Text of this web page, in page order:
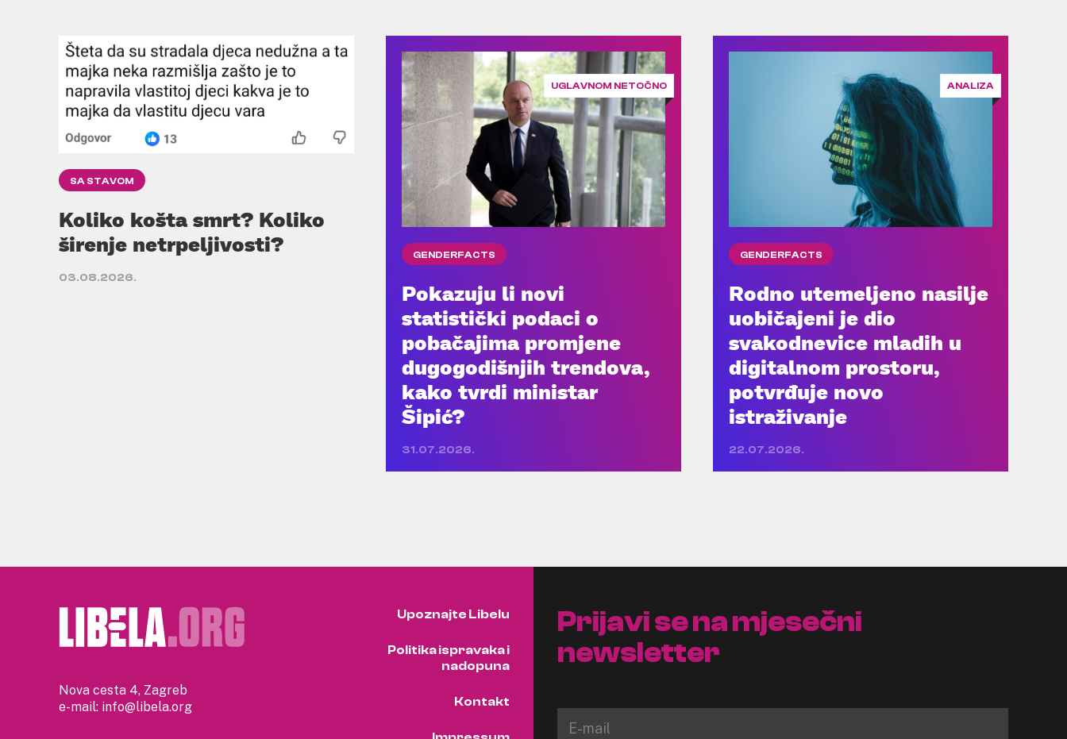
SA STAVOM
Koliko košta smrt? Koliko
širenje netrpeljivosti?
03.08.2026.
UGLAVNOM NETOČNO
GENDERFACTS
Pokazuju li novi
statistički podaci o
pobačajima promjene
dugogodišnjih trendova,
kako tvrdi ministar
Šipić?
31.07.2026.
ANALIZA
GENDERFACTS
Rodno utemeljeno nasilje
uobičajeni je dio
svakodnevice mladih u
digitalnom prostoru,
potvrđuje novo
istraživanje
22.07.2026.
Nova cesta 4, Zagreb
e-mail: info@libela.org
Upoznajte Libelu
Politika ispravaka i
nadopuna
Kontakt
Prijavi se na mjesečni
newsletter